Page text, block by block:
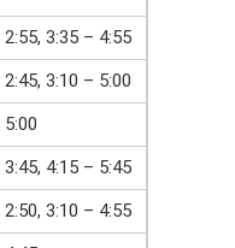
3:35 – 4:55
3:10 – 5:00
4:15 – 5:45
2:50, 3:10 – 4:55